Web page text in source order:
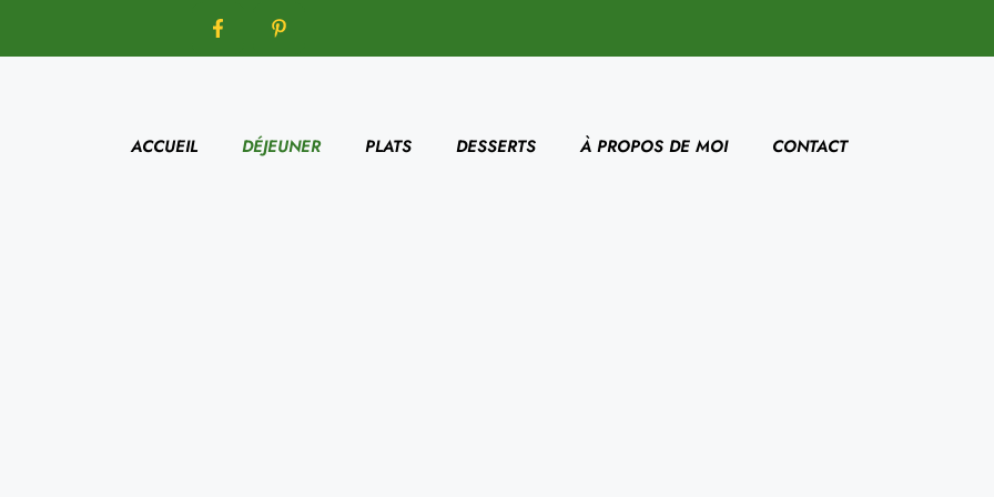
ACCUEIL DÉJEUNER PLATS DESSERTS À PROPOS DE MOI CONTACT